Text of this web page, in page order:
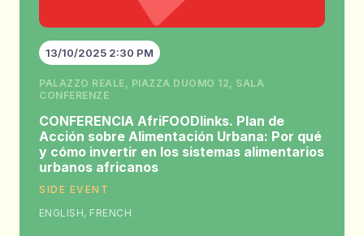
13/10/2025 2:30 PM
PALAZZO REALE, PIAZZA DUOMO 12, SALA
CONFERENZE
CONFERENCIA AfriFOODlinks. Plan de
Acción sobre Alimentación Urbana: Por qué
y cómo invertir en los sistemas alimentarios
urbanos africanos
SIDE EVENT
ENGLISH, FRENCH